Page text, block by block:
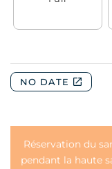
Réservation du
pendant la haute